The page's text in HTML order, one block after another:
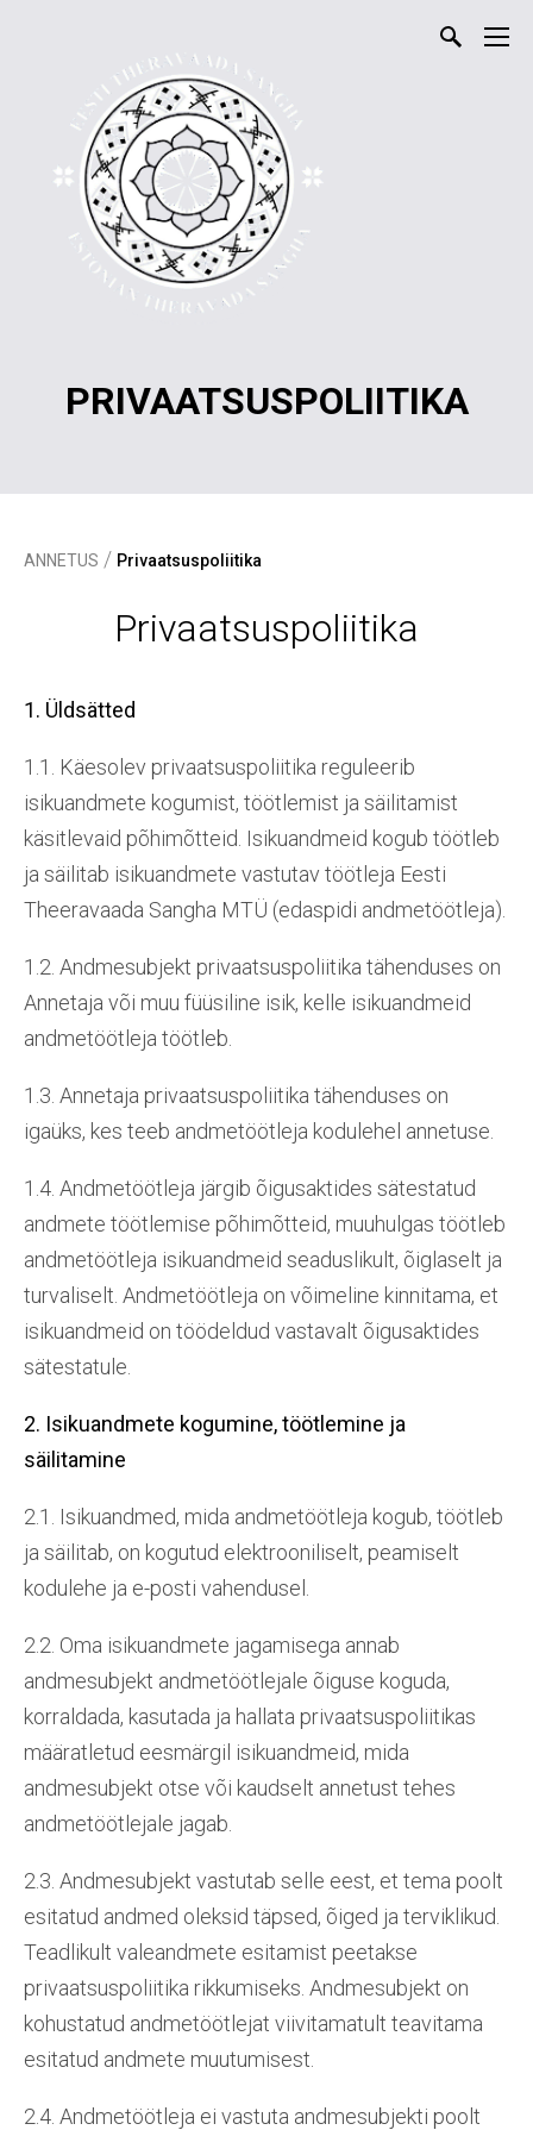
PRIVAATSUSPOLIITIKA
ANNETUS / Privaatsuspoliitika
Privaatsuspoliitika
1. Üldsätted
1.1. Käesolev privaatsuspoliitika reguleerib
isikuandmete kogumist, töötlemist ja säilitamist
käsitlevaid põhimõtteid. Isikuandmeid kogub töötleb
ja säilitab isikuandmete vastutav töötleja Eesti
Theeravaada Sangha MTÜ (edaspidi andmetöötleja).
1.2. Andmesubjekt privaatsuspoliitika tähenduses on
Annetaja või muu füüsiline isik, kelle isikuandmeid
andmetöötleja töötleb.
1.3. Annetaja privaatsuspoliitika tähenduses on
igaüks, kes teeb andmetöötleja kodulehel annetuse.
1.4. Andmetöötleja järgib õigusaktides sätestatud
andmete töötlemise põhimõtteid, muuhulgas töötleb
andmetöötleja isikuandmeid seaduslikult, õiglaselt ja
turvaliselt. Andmetöötleja on võimeline kinnitama, et
isikuandmeid on töödeldud vastavalt õigusaktides
sätestatule.
2. Isikuandmete kogumine, töötlemine ja
säilitamine
2.1. Isikuandmed, mida andmetöötleja kogub, töötleb
ja säilitab, on kogutud elektrooniliselt, peamiselt
kodulehe ja e-posti vahendusel.
2.2. Oma isikuandmete jagamisega annab
andmesubjekt andmetöötlejale õiguse koguda,
korraldada, kasutada ja hallata privaatsuspoliitikas
määratletud eesmärgil isikuandmeid, mida
andmesubjekt otse või kaudselt annetust tehes
andmetöötlejale jagab.
2.3. Andmesubjekt vastutab selle eest, et tema poolt
esitatud andmed oleksid täpsed, õiged ja terviklikud.
Teadlikult valeandmete esitamist peetakse
privaatsuspoliitika rikkumiseks. Andmesubjekt on
kohustatud andmetöötlejat viivitamatult teavitama
esitatud andmete muutumisest.
2.4. Andmetöötleja ei vastuta andmesubjekti poolt